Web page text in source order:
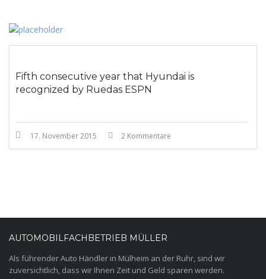
Fifth consecutive year that Hyundai is
recognized by Ruedas ESPN
17. November 2015 2 Kommentare
AUTOMOBILFACHBETRIEB MÜLLER
Als führender Auto Händler in Mülheim an der Ruhr, sind wir
zuversichtlich, dass wir Ihnen Zeit und Geld sparen werden.